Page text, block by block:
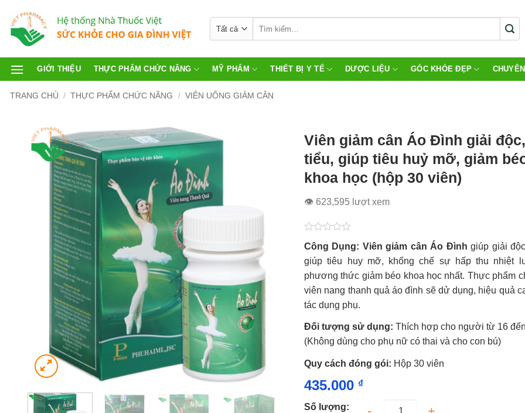
GIỚI THIỆU THỰC PHẨM CHỨC NĂNG MỸ PHẨM THIẾT BỊ Y TẾ DƯỢC LIỆU GÓC KHỎE ĐẸP
TRANG CHỦ / THỰC PHẨM CHỨC NĂNG / VIÊN UỐNG GIẢM CÂN
Viên giảm cân Áo Đình giải
tiểu, giúp tiêu huỷ mỡ, giảm
khoa học (hộp 30 viên)
👁 623,595 lượt xem
Được
xếp
hạng
0.0
5
sao
Công Dụng: Viên giảm cân Áo Đình giúp giải
giúp tiêu huy mỡ, khống chế sự hấp thu nhiệt
phương thức giảm béo khoa học nhất. Thực phẩm
viên nang thanh quả áo đình sẽ dử dụng, hiệu quả
tác dụng phụ.
Đối tượng sử dụng: Thích hợp cho người từ 16
(Không dùng cho phụ nữ có thai và cho con bú)
Quy cách đóng gói: Hộp 30 viên
435.000 ₫
Số lượng: